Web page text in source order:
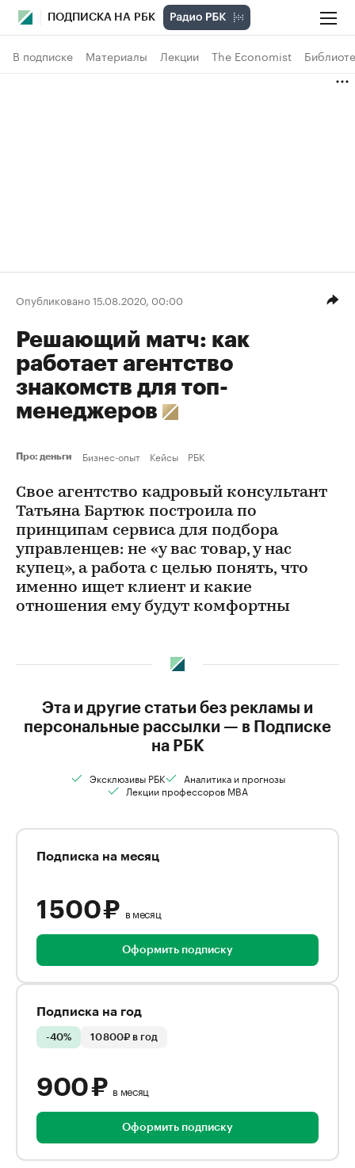
ПОДПИСКА НА РБК
В подписке Материалы Лекции The Economist
Опубликовано 15.08.2020, 00:00
Решающий матч: как
работает агентство
знакомств для топ-
менеджеров
Про: деньги Бизнес-опыт Кейсы РБК
Свое агентство кадровый консультант
Татьяна Бартюк построила по
принципам сервиса для подбора
управленцев: не «у вас товар, у нас
купец», а работа с целью понять, что
именно ищет клиент и какие
отношения ему будут комфортны
Эта и другие статьи без рекламы и
персональные рассылки — в Подписке
на РБК
Эксклюзивы РБК
Аналитика и прогнозы
Лекции профессоров MBA
Подписка на месяц
1 500 ₽ в месяц
Оформить подписку
Подписка на год
-40% 10 800₽ в год
900 ₽ в месяц
Оформить подписку